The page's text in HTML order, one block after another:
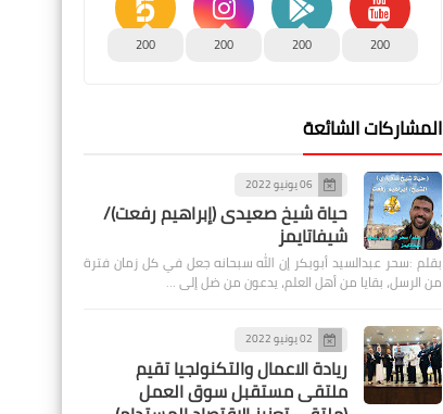
200
200
200
200
المشاركات الشائعة
06 يونيو 2022
حياة شيخ صعيدى (إبراهيم رفعت)/
شيفاتايمز
بقلم :سحر عبدالسيد أبوبكر إن الله سبحانه جعل في كل زمان فترة
من الرسل، بقايا من أهل العلم، يدعون من ضل إلى …
02 يونيو 2022
ريادة الاعمال والتكنولجيا تقيم
ملتقى مستقبل سوق العمل